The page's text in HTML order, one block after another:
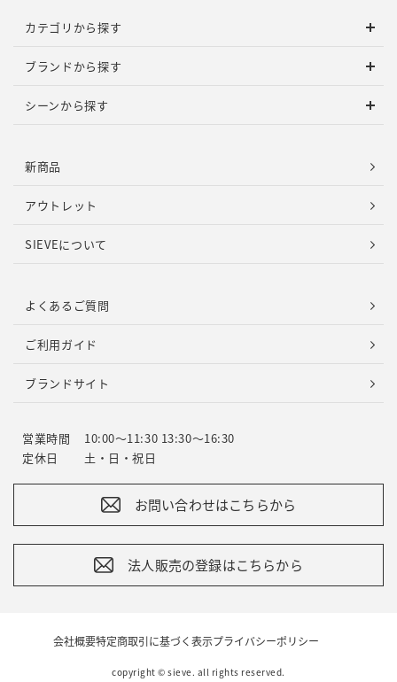
カテゴリから探す
ブランドから探す
シーンから探す
新商品
アウトレット
SIEVEについて
よくあるご質問
ご利用ガイド
ブランドサイト
営業時間
10:00～11:30 13:30～16:30
定休日
土・日・祝日
お問い合わせはこちらから
法人販売の登録はこちらから
会社概要特定商取引に基づく表示プライバシーポリシー
copyright © sieve. all rights reserved.